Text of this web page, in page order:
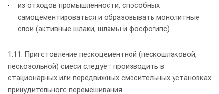
из отходов промышленности, способных
самоцементироваться и образовывать монолитные
слои (активные шлаки, шламы и фосфогипс).
1.11. Приготовление пескоцементной (пескошлаковой,
пескозольной) смеси следует производить в
стационарных или передвижных смесительных установках
принудительного перемешивания.